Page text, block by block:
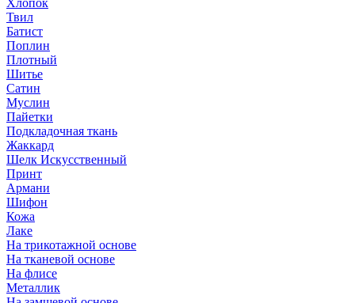
Хлопок
Твил
Батист
Поплин
Плотный
Шитье
Сатин
Муслин
Пайетки
Подкладочная ткань
Жаккард
Шелк Искусственный
Принт
Армани
Шифон
Кожа
Лаке
На трикотажной основе
На тканевой основе
На флисе
Металлик